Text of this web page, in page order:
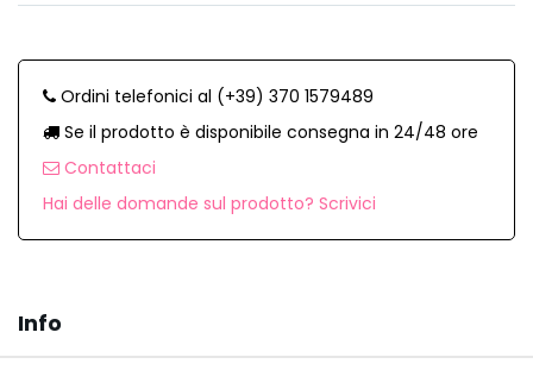
Ordini telefonici al (+39) 370 1579489
Se il prodotto è disponibile consegna in 24/48 ore
Contattaci
Hai delle domande sul prodotto? Scrivici
Info